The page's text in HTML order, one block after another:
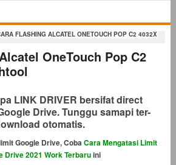
FLASHING ALCATEL ONETOUCH POP C2 4032X
OneTouch Pop C2
LINK DRIVER bersifat direct
Drive. Tunggu samapi ter-
otomatis.
Google Drive, CobaCara Mengatasi Limit
Drive 2021 Work Terbaruini